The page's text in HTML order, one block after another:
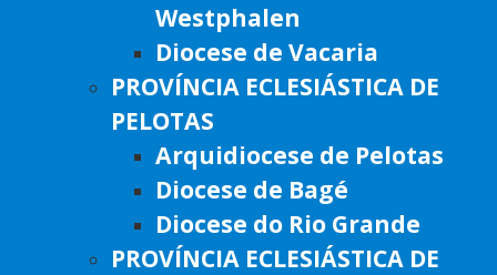
Westphalen
Diocese de Vacaria
PROVÍNCIA ECLESIÁSTICA DE
PELOTAS
Arquidiocese de Pelotas
Diocese de Bagé
Diocese do Rio Grande
PROVÍNCIA ECLESIÁSTICA DE